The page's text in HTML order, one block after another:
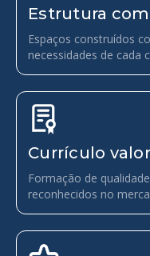
Estrutura
Espaços construídos
necessidades de cada
Currículo
Formação de
reconhecidos no